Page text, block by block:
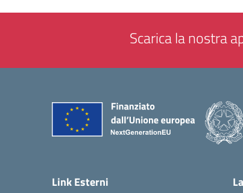
Scarica la nostra
Link Esterni